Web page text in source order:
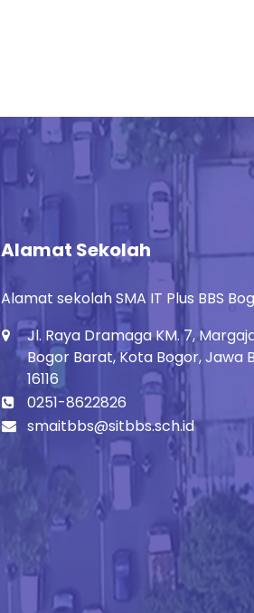
Alamat Sekolah
Alamat sekolah SMA IT Plus BBS
Jl. Raya Dramaga KM. 7,
Bogor Barat, Kota Bogor, Jawa
16116
0251-8622826
smaitbbs@sitbbs.sch.id